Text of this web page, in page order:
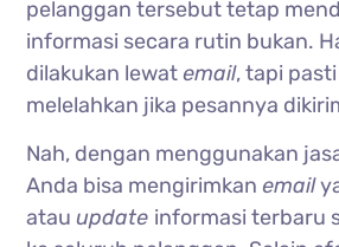
pelanggan tersebut tetap
informasi secara rutin bukan.
dilakukan lewat email, tapi
melelahkan jika pesannya
Nah, dengan menggunakan
Anda bisa mengirimkan email
atauupdate informasi terbaru